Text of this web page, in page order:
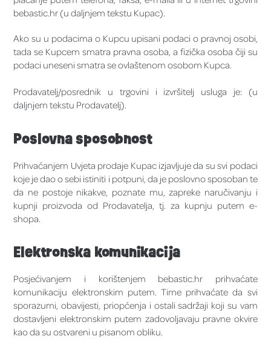
bebastic.hr (u daljnjem tekstu Kupac).
Ako su u podacima o Kupcu upisani podaci o pravnoj osobi,
tada se Kupcem smatra pravna osoba, a fizička osoba čiji su
podaci uneseni smatra se ovlaštenom osobom Kupca.
Prodavatelj/posrednik u trgovini i izvršitelj usluga je: (u
daljnjem tekstu Prodavatelj).
Poslovna sposobnost
Prihvaćanjem Uvjeta prodaje Kupac izjavljuje da su svi podaci
koje je dao o sebi istiniti i potpuni, da je poslovno sposoban te
da ne postoje nikakve, poznate mu, zapreke naručivanju i
kupnji proizvoda od Prodavatelja, tj. za kupnju putem e-
shopa.
Elektronska komunikacija
Posjećivanjem i korištenjem bebastic.hr prihvaćate
komunikaciju elektronskim putem. Time prihvaćate da svi
sporazumi, obavijesti, priopćenja i ostali sadržaji koji su vam
dostavljeni elektronskim putem zadovoljavaju pravne okvire
kao da su ostvareni u pisanom obliku.